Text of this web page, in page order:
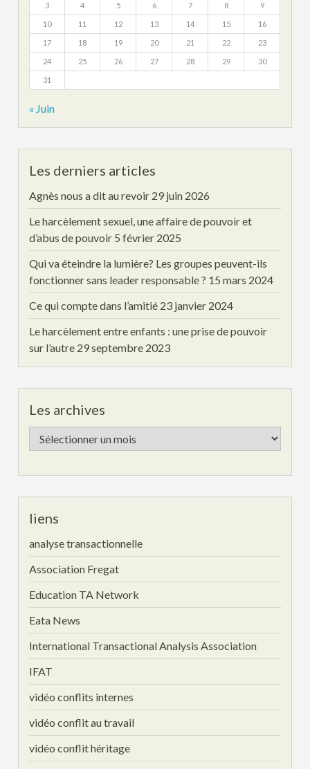
3 4 5 6 7 8 9
10 11 12 13 14 15 16
17 18 19 20 21 22 23
24 25 26 27 28 29 30
31
« Juin
Les derniers articles
Agnès nous a dit au revoir 29 juin 2026
Le harcèlement sexuel, une affaire de pouvoir et
d’abus de pouvoir 5 février 2025
Qui va éteindre la lumière? Les groupes peuvent-ils
fonctionner sans leader responsable ? 15 mars 2024
Ce qui compte dans l’amitié 23 janvier 2024
Le harcèlement entre enfants : une prise de pouvoir
sur l’autre 29 septembre 2023
Les archives
Les
archives
liens
analyse transactionnelle
Association Fregat
Education TA Network
Eata News
International Transactional Analysis Association
IFAT
vidéo conflits internes
vidéo conflit au travail
vidéo conflit héritage